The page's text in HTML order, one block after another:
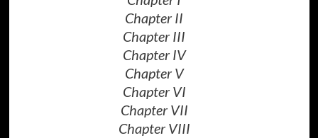
Chapter II
Chapter III
Chapter IV
Chapter V
Chapter VI
Chapter VII
Chapter VIII